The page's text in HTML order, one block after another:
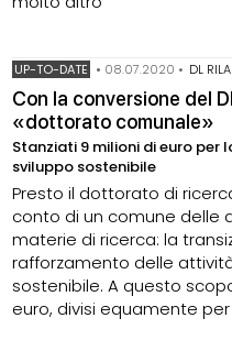
UP-TO-DATE • 08.07.2020 • DL
Con la conversione del
«dottorato comunale»
Stanziati 9 milioni di euro
sviluppo sostenibile
Presto il dottorato di
conto di un comune delle
materie di ricerca: la
rafforzamento delle
sostenibile. A questo
euro, divisi equamente per